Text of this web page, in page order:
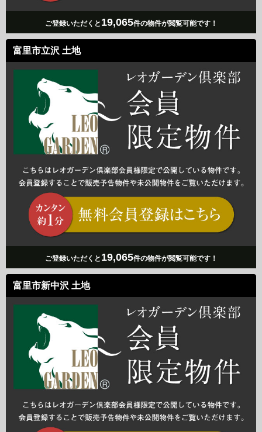
ご登録いただくと 19,065件の物件が閲覧可能です！
富里市立沢 土地
ご登録いただくと 19,065件の物件が閲覧可能です！
富里市新中沢 土地